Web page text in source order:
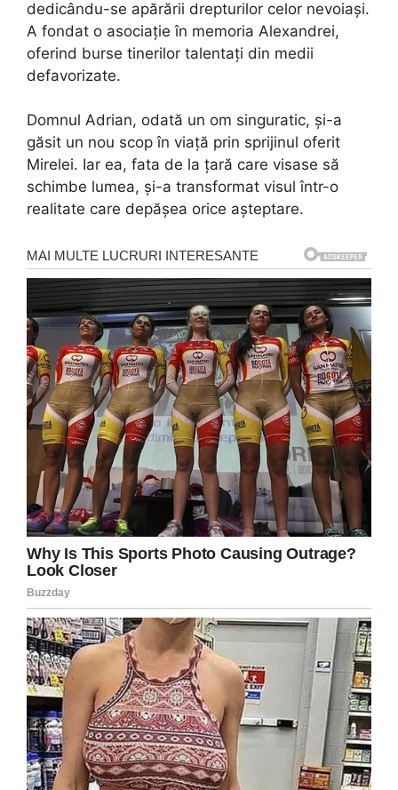
dedicându-se apărării drepturilor celor nevoiași.
A fondat o asociație în memoria Alexandrei,
oferind burse tinerilor talentați din medii
defavorizate.
Domnul Adrian, odată un om singuratic, și-a
găsit un nou scop în viață prin sprijinul oferit
Mirelei. Iar ea, fata de la țară care visase să
schimbe lumea, și-a transformat visul într-o
realitate care depășea orice așteptare.